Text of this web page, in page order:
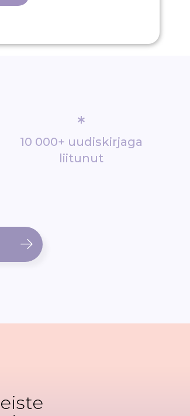
*
10 000+ uudiskirjaga
liitunut